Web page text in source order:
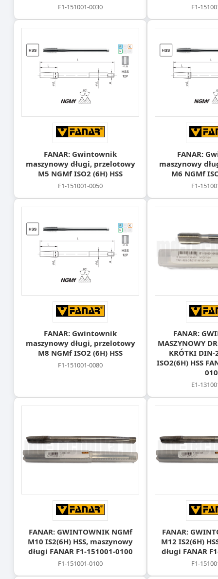
F1-151001-0030 F1-
FANAR: Gwintownik
maszynowy długi, przelotowy
M5 NGMf ISO2 (6H) HSS
F1-151001-0050
FANAR:
maszynowy
M6 NGMf
F1-
FANAR: Gwintownik
maszynowy długi, przelotowy
M8 NGMf ISO2 (6H) HSS
F1-151001-0080
FANAR:
MASZYNOWY
KRÓTKI
ISO2(6H) HSS
E1-
FANAR: GWINTOWNIK NGMf
M10 IS2(6H) HSS, maszynowy
długi FANAR F1-151001-0100
F1-151001-0100
FANAR:
M12 IS2(6H)
długi FANAR
F1-